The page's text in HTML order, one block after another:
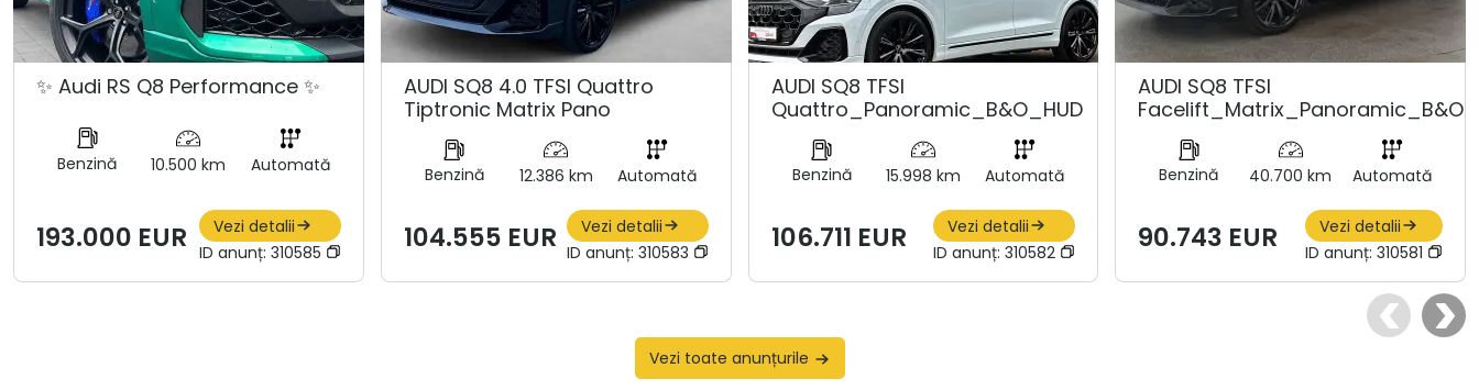
✨ Audi RS Q8 Performance ✨
Benzină 10.500 km Automată
193.000 EUR
Vezi detalii
ID anunț: 310585
AUDI SQ8 4.0 TFSI Quattro
Tiptronic Matrix Pano
Benzină 12.386 km Automată
104.555 EUR
Vezi detalii
ID anunț: 310583
AUDI SQ8 TFSI
Quattro_Panoramic_B&O_HUD
Benzină 15.998 km Automată
106.711 EUR
Vezi detalii
ID anunț:310582
AUDI SQ8 TFSI
Benzină 40.700 km Automată
90.743 EUR
Vezi detalii
ID anunț: 310581
Vezi toate anunțurile